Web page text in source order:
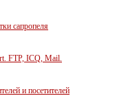
сапропеля
FTP, ICQ, Mail.
и посетителей